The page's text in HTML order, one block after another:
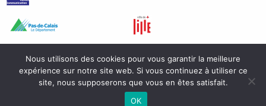
Nous utilisons des cookies pour vous garantir la meilleure
expérience sur notre site web. Si vous continuez à utiliser ce
site, nous supposerons que vous en êtes satisfait.
OK